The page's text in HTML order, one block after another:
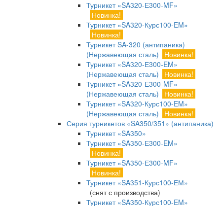
Турникет «SA320-Е300-MF»
Новинка!
Турникет «SA320-Курс100-EM»
Новинка!
Турникет SA-320 (антипаника)
(Нержавеющая сталь)
Новинка!
Турникет «SA320-Е300-EM»
(Нержавеющая сталь)
Новинка!
Турникет «SA320-Е300-MF»
(Нержавеющая сталь)
Новинка!
Турникет «SA320-Курс100-EM»
(Нержавеющая сталь)
Новинка!
Серия турникетов «SA350/351» (антипаника)
Турникет «SA350»
Турникет «SA350-Е300-EM»
Новинка!
Турникет «SA350-Е300-MF»
Новинка!
Турникет «SA351-Курс100-ЕМ»
(снят с производства)
Турникет «SA350-Курс100-EM»